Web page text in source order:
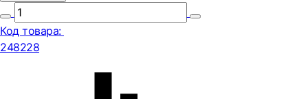
Код товара:
248228